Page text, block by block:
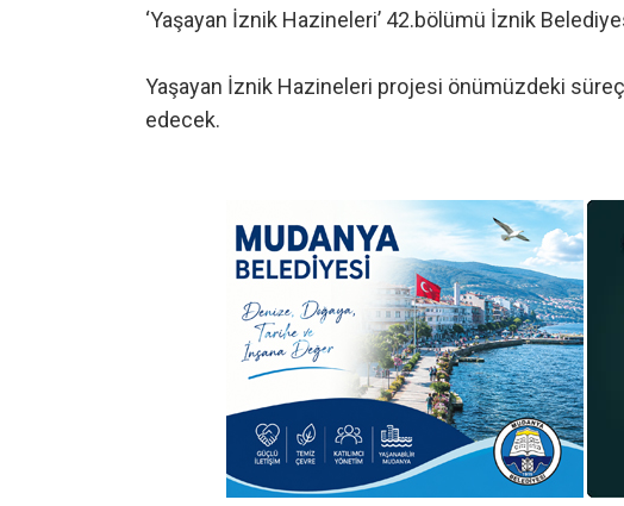
‘Yaşayan İznik Hazineleri’ 42.bölümü İznik
Yaşayan İznik Hazineleri projesi önümüzdeki
edecek.